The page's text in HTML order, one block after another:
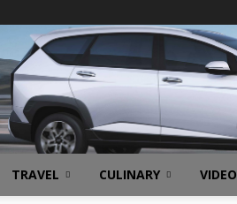
TRAVEL CULINARY VIDEO